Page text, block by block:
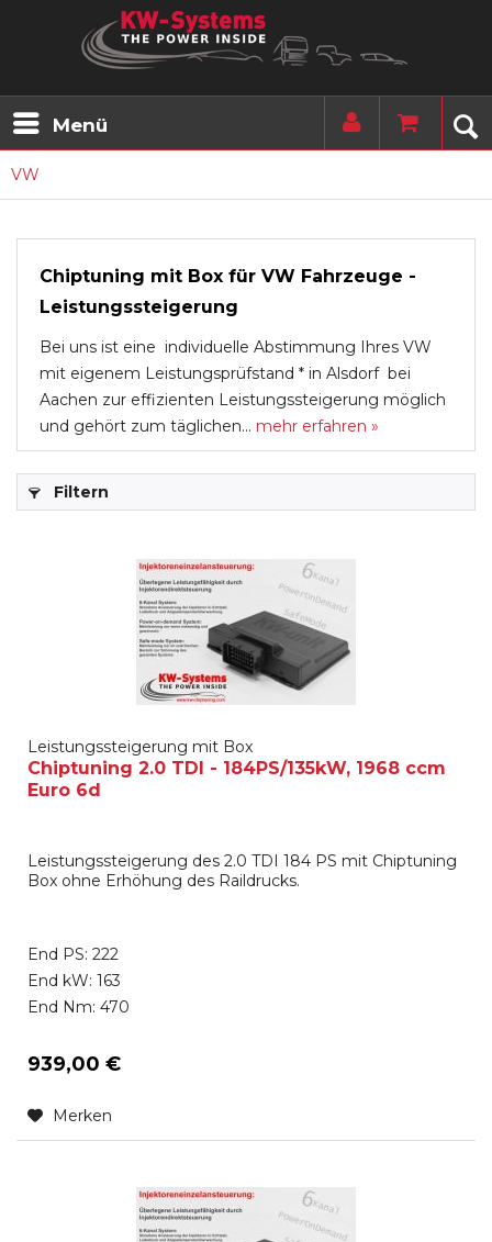
Menü
VW
Chiptuning mit Box für VW Fahrzeuge -
Leistungssteigerung
Bei uns ist eine individuelle Abstimmung Ihres VW
mit eigenem Leistungsprüfstand * in Alsdorf bei
Aachen zur effizienten Leistungssteigerung möglich
und gehört zum täglichen... mehr erfahren »
Filtern
Leistungssteigerung mit Box
Chiptuning 2.0 TDI - 184PS/135kW, 1968 ccm
Euro 6d
Leistungssteigerung des 2.0 TDI 184 PS mit Chiptuning
Box ohne Erhöhung des Raildrucks.
End PS: 222
End kW: 163
End Nm: 470
939,00 €
Merken